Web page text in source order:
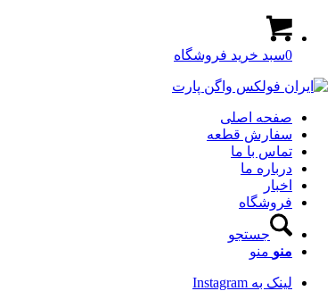
0سبد خرید فروشگاه
صفحه اصلی
سفارش قطعه
تماس با ما
درباره ما
اخبار
فروشگاه
جستجو
منو منو
لینک به Instagram